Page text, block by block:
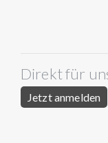
Direkt für
Jetzt anmelden